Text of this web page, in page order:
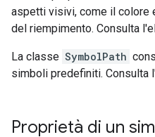
aspetti visivi, come il colore
del riempimento. Consulta
La classe SymbolPath
simboli predefiniti. Consulta
Proprietà di un